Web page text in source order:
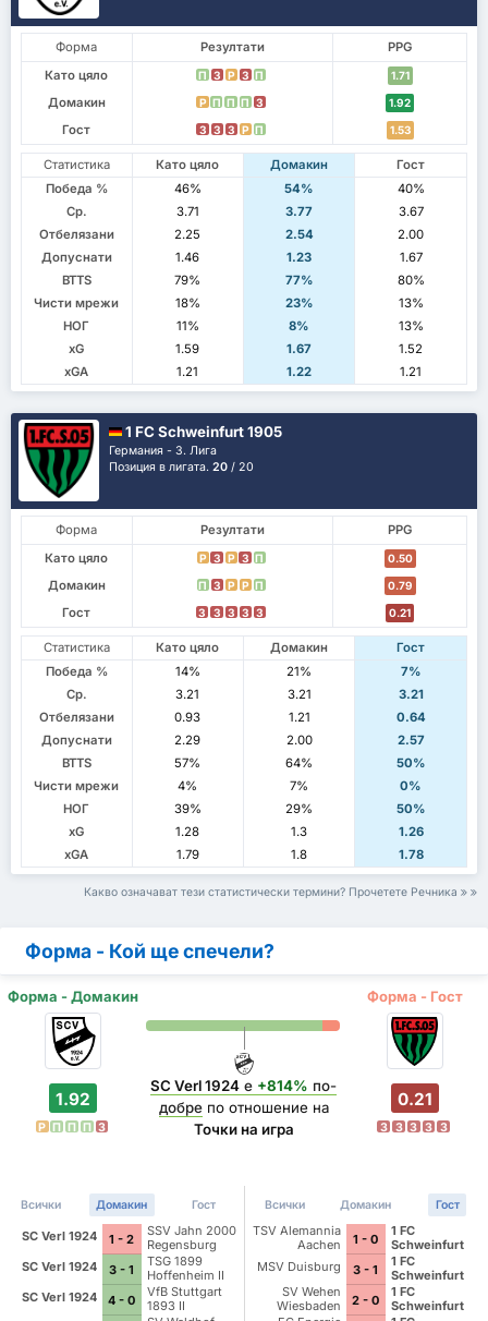
Форма Резултати
PPG
Като цяло
П З P З П 1.71
Домакин P П П П З 1.92
Гост З З З P П 1.53
Статистика Като цяло Домакин
Гост
Победа %
46% 54%
40%
Ср.
3.71 3.77
3.67
Отбелязани
2.25 2.54
2.00
Допуснати
1.46 1.23
1.67
BTTS
79% 77%
80%
Чисти мрежи
18% 23%
13%
НОГ
11% 8%
13%
xG
1.59 1.67
1.52
xGA
1.21 1.22 1.21
1 FC Schweinfurt 1905
Германия - 3. Лига
Позиция в лигата.20 / 20
Форма Резултати
PPG
Като цяло
P З P З П 0.50
Домакин П З P P П 0.79
Гост З З З З З 0.21
Статистика Като цяло Домакин
Гост
Победа %
14% 21%
7%
Ср.
3.21 3.21
3.21
Отбелязани
0.93 1.21
0.64
Допуснати
2.29 2.00
2.57
BTTS
57% 64%
50%
Чисти мрежи
4% 7%
0%
НОГ
39% 29%
50%
xG
1.28 1.3
1.26
xGA
1.79 1.8 1.78
Какво означават тези статистически термини? Прочетете Речника
Форма - Кой ще спечели?
Форма - Домакин Форма - Гост
1.92
P П П П З
SC Verl 1924 е +814% по-
добрепо отношение на
Точки на игра
0.21
З З З З З
Всички Домакин Гост
SC Verl 1924 1 - 2
SSV Jahn 2000
Regensburg
SC Verl 1924
3 - 1
TSG 1899
Hoffenheim II
SC Verl 1924
4 - 0
VfB Stuttgart
1893 II
Всички Домакин Гост
TSV Alemannia
Aachen
1 - 0
1 FC
Schweinfurt
1905
MSV Duisburg 3 - 1
1 FC
Schweinfurt
1905
SV Wehen
Wiesbaden
2 - 0
1 FC
Schweinfurt